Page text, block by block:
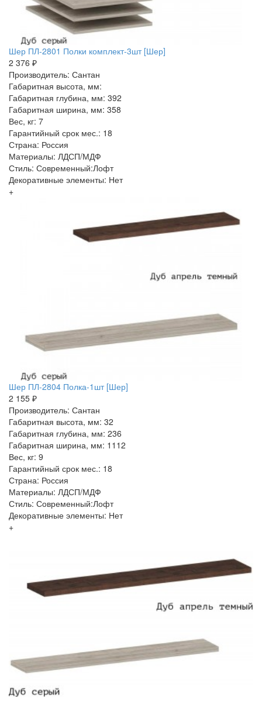
Шер ПЛ-2801 Полки комплект-3шт [Шер]
2 376 ₽
Производитель: Сантан
Габаритная высота, мм:
Габаритная глубина, мм: 392
Габаритная ширина, мм: 358
Вес, кг: 7
Гарантийный срок мес.: 18
Страна: Россия
Материалы: ЛДСП/МДФ
Стиль: Современный:Лофт
Декоративные элементы: Нет
+
Шер ПЛ-2804 Полка-1шт [Шер]
2 155 ₽
Производитель: Сантан
Габаритная высота, мм: 32
Габаритная глубина, мм: 236
Габаритная ширина, мм: 1112
Вес, кг: 9
Гарантийный срок мес.: 18
Страна: Россия
Материалы: ЛДСП/МДФ
Стиль: Современный:Лофт
Декоративные элементы: Нет
+